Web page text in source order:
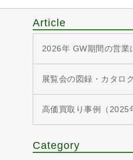
Article
2026年 GW期間の営業
展覧会の図録・カタロ
高価買取り事例（2025
Category